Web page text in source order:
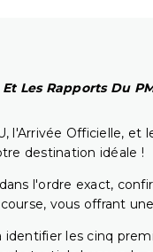
Les Rapports Du
Officielle, et
destination idéale !
l'ordre exact,
vous offrant
les cinq